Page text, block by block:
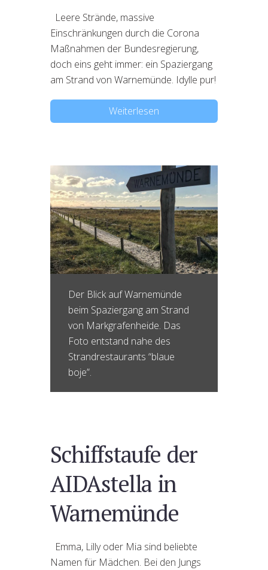
Leere Strände, massive
Einschränkungen durch die Corona
Maßnahmen der Bundesregierung,
doch eins geht immer: ein Spaziergang
am Strand von Warnemünde. Idylle pur!
Weiterlesen
Der Blick auf Warnemünde
beim Spaziergang am Strand
von Markgrafenheide. Das
Foto entstand nahe des
Strandrestaurants “blaue
boje”.
Schiffstaufe der
AIDAstella in
Warnemünde
Emma, Lilly oder Mia sind beliebte
Namen für Mädchen. Bei den Jungs